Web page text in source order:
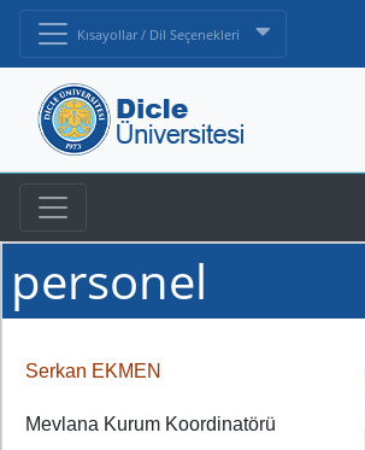
Kısayollar / Dil Seçenekleri
personel
Serkan EKMEN
Mevlana Kurum Koordinatörü